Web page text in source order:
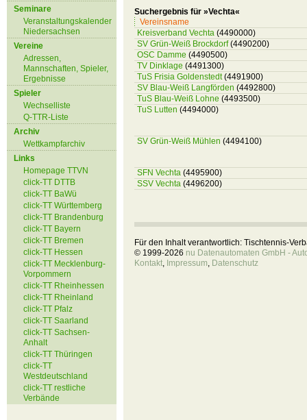
Seminare
Veranstaltungskalender
Niedersachsen
Vereine
Adressen,
Mannschaften, Spieler,
Ergebnisse
Spieler
Wechselliste
Q-TTR-Liste
Archiv
Wettkampfarchiv
Links
Homepage TTVN
click-TT DTTB
click-TT BaWü
click-TT Württemberg
click-TT Brandenburg
click-TT Bayern
click-TT Bremen
click-TT Hessen
click-TT Mecklenburg-
Vorpommern
click-TT Rheinhessen
click-TT Rheinland
click-TT Pfalz
click-TT Saarland
click-TT Sachsen-
Anhalt
click-TT Thüringen
click-TT
Westdeutschland
click-TT restliche
Verbände
Suchergebnis für »Vechta«
Vereinsname
Kreisverband Vechta (4490000)
SV Grün-Weiß Brockdorf(4490200)
OSC Damme (4490500)
TV Dinklage (4491300)
TuS Frisia Goldenstedt(4491900)
SV Blau-Weiß Langförden (4492800)
TuS Blau-Weiß Lohne (4493500)
TuS Lutten (4494000)
SV Grün-Weiß Mühlen (4494100)
SFN Vechta (4495900)
SSV Vechta (4496200)
Für den Inhalt verantwortlich: Tischtennis-
© 1999-2026 nu Datenautomaten GmbH -
Kontakt, Impressum, Datenschutz